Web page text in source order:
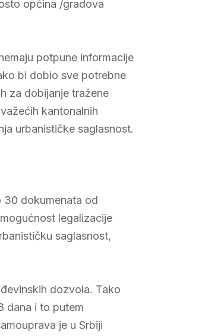
općina /gradova
potpune informacije
bi dobio sve potrebne
za dobijanje tražene
kantonalnih
urbanističke saglasnost.
30 dokumenata od
legalizacije
saglasnost,
dozvola. Tako
dana i to putem
je u Srbiji